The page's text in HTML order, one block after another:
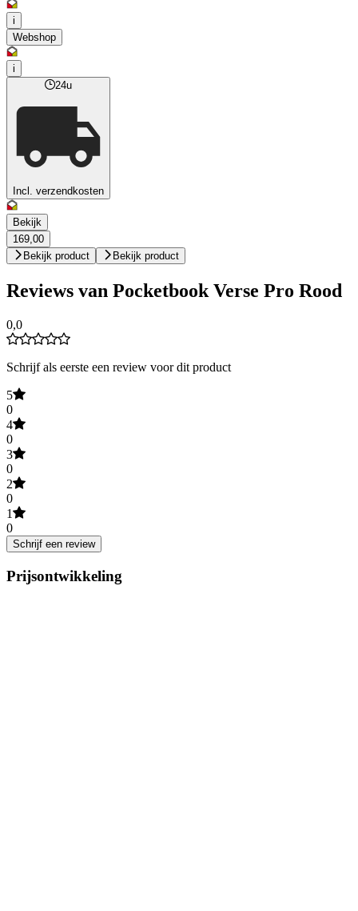
i
Webshop
i
24u
Incl. verzendkosten
Bekijk
169,00
Bekijk product
Bekijk product
Reviews van Pocketbook Verse Pro Rood
0,0
Schrijf als eerste een review voor dit product
5
0
4
0
3
0
2
0
1
0
Schrijf een review
Prijsontwikkeling